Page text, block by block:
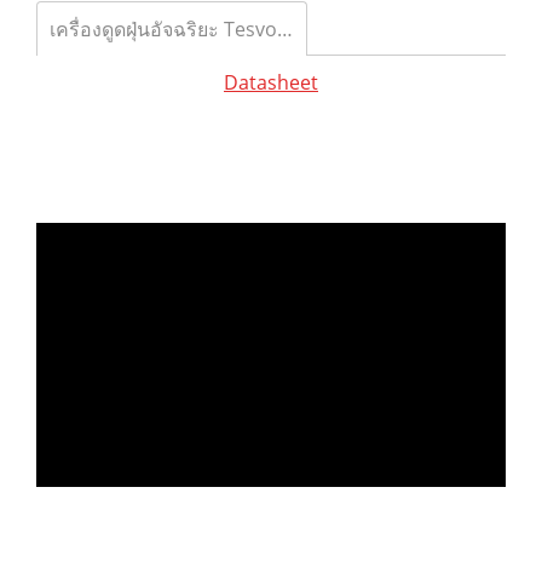
เครื่องดูดฝุ่นอัจฉริยะ Tesvor X500 Pro Robot Vacuum
Datasheet